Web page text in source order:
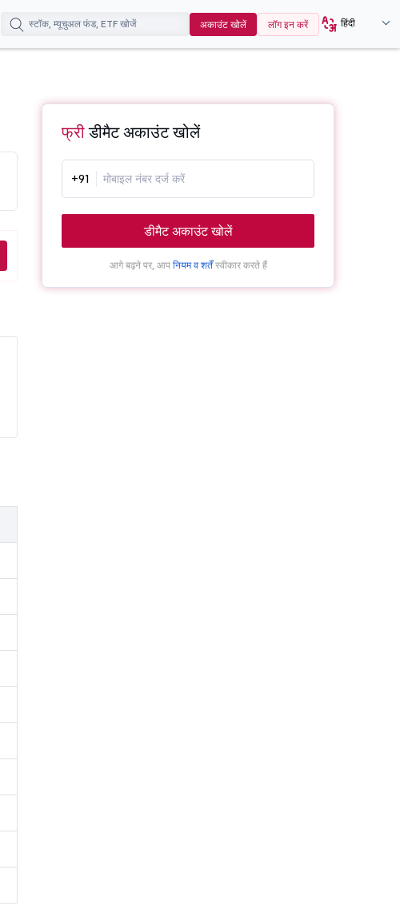
अकाउंट खोलें लॉग इन करें हिंदी
फ्रीडीमैट अकाउंट खोलें
+91
डीमैट अकाउंट खोलें
आगे बढ़ने पर, आप नियम व शर्तेंस्वीकार करते हैं